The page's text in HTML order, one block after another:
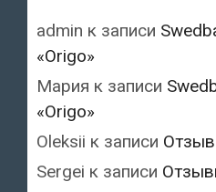
admin к записи
«Origo»
Мария к записи
«Origo»
Oleksii к записи
Sergei к записи